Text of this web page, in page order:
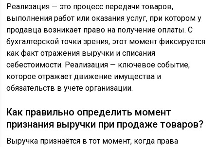
Реализация — это процесс передачи товаров,
выполнения работ или оказания услуг, при котором у
продавца возникает право на получение оплаты. С
бухгалтерской точки зрения, этот момент фиксируется
как факт отражения выручки и списания
себестоимости. Реализация — ключевое событие,
которое отражает движение имущества и
обязательств в учете организации.
Как правильно определить момент
признания выручки при продаже товаров?
Выручка признаётся в тот момент, когда права